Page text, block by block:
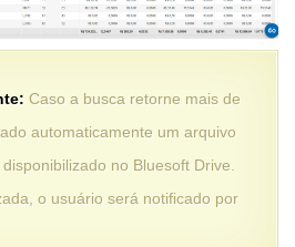
Caso a busca retorne mais de
automaticamente um arquivo
no Bluesoft Drive.
o usuário será notificado por